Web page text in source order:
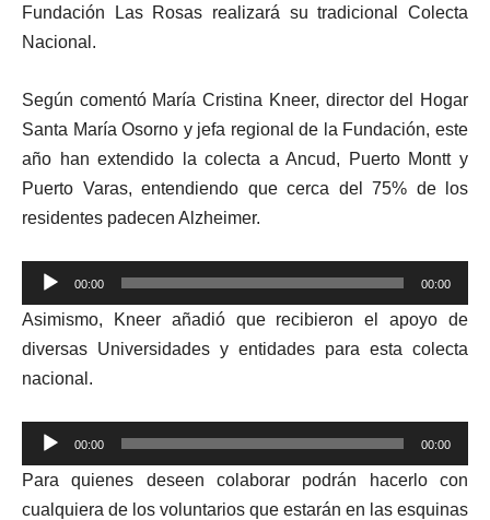
Fundación Las Rosas realizará su tradicional Colecta
Nacional.
Según comentó María Cristina Kneer, director del Hogar
Santa María Osorno y jefa regional de la Fundación, este
año han extendido la colecta a Ancud, Puerto Montt y
Puerto Varas, entendiendo que cerca del 75% de los
residentes padecen Alzheimer.
Reproductor
de
audio
00:00 00:00
Asimismo, Kneer añadió que recibieron el apoyo de
diversas Universidades y entidades para esta colecta
nacional.
Reproductor
de
audio
00:00 00:00
Para quienes deseen colaborar podrán hacerlo con
cualquiera de los voluntarios que estarán en las esquinas